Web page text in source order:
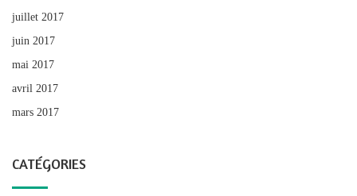
juillet 2017
juin 2017
mai 2017
avril 2017
mars 2017
CATÉGORIES